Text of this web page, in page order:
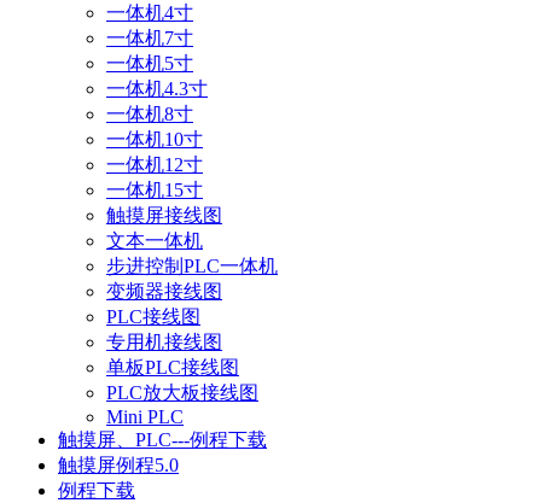
一体机4寸
一体机7寸
一体机5寸
一体机4.3寸
一体机8寸
一体机10寸
一体机12寸
一体机15寸
触摸屏接线图
文本一体机
步进控制PLC一体机
变频器接线图
PLC接线图
专用机接线图
单板PLC接线图
PLC放大板接线图
Mini PLC
触摸屏、PLC---例程下载
触摸屏例程5.0
例程下载